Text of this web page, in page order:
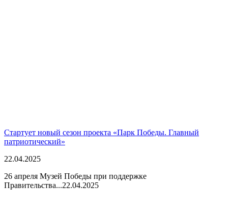
Стартует новый сезон проекта «Парк Победы. Главный
патриотический»
22.04.2025
26 апреля Музей Победы при поддержке
Правительства...22.04.2025